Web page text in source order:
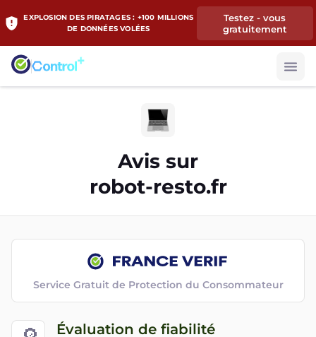
EXPLOSION DES PIRATAGES : +100 MILLIONS
DE DONNÉES VOLÉES
Testez - vous
gratuitement
Avis sur
robot-resto.fr
Évaluation de fiabilité
Service Gratuit de Protection du Consommateur